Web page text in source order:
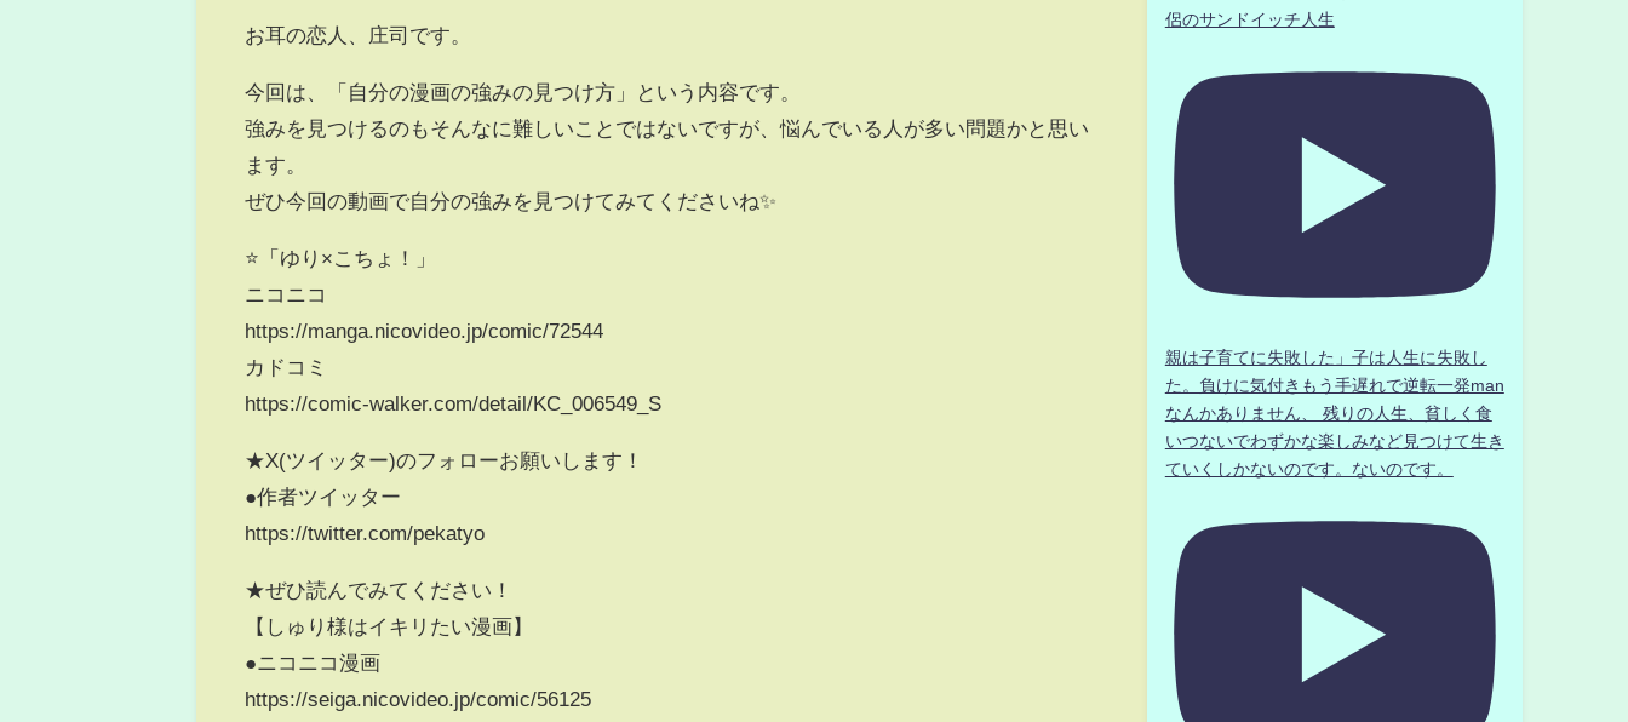
お耳の恋人、庄司です。
今回は、「自分の漫画の強みの見つけ方」という内容です。
強みを見つけるのもそんなに難しいことではないですが、悩んでいる人が多い問題かと思い
ます。
ぜひ今回の動画で自分の強みを見つけてみてくださいね✨
⭐「ゆり×こちょ！」
ニコニコ
https://manga.nicovideo.jp/comic/72544
カドコミ
https://comic-walker.com/detail/KC_006549_S
★X(ツイッター)のフォローお願いします！
●作者ツイッター
https://twitter.com/pekatyo
★ぜひ読んでみてください！
【しゅり様はイキリたい漫画】
●ニコニコ漫画
https://seiga.nicovideo.jp/comic/56125
侶のサンドイッチ人生
親は子育てに失敗した」子は人生に失敗し
た。負けに気付きもう手遅れで逆転一発man
なんかありません、 残りの人生、貧しく食
いつないでわずかな楽しみなど見つけて生き
ていくしかないのです。ないのです。